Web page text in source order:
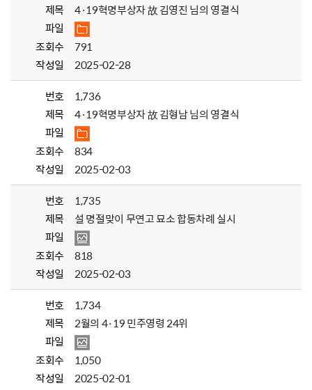
제목
4·19혁명부상자 故 김영진 님의 영결식
파일
조회수
791
작성일
2025-02-28
번호
1,736
제목
4·19혁명부상자 故 김형남 님의 영결식
파일
조회수
834
작성일
2025-02-03
번호
1,735
제목
설 명절맞이 무연고 묘소 합동차례 실시
파일
조회수
818
작성일
2025-02-03
번호
1,734
제목
2월의 4·19 민주영령 24위
파일
조회수
1,050
작성일
2025-02-01